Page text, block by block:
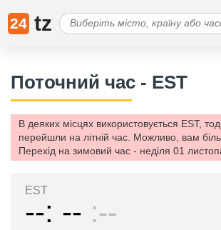
24 tz
Поточний час - EST
В деяких місцях використовується EST,
перейшли на літній час. Можливо, вам
Перехід на зимовий час - неділя 01
EST
-- -- --